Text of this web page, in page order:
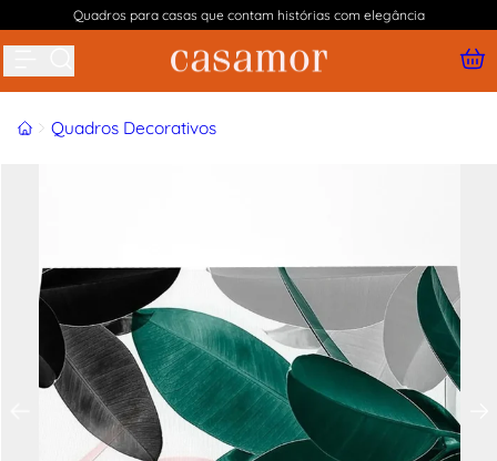
Quadros para casas que contam histórias com elegância
InícioQuadros Decorativos